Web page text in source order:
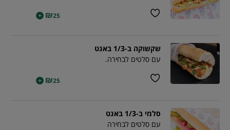
₪25
+
שקשוקה ב-1/3 באגט
עם סלטים לבחירה.
₪25
+
סלמי ב-1/3 באגט
עם סלטים לבחירה